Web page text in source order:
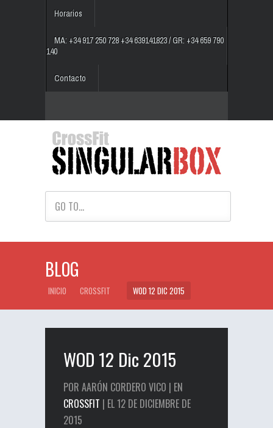
Horarios
MA: +34 917 250 728 +34 639141823 / GR: +34 659 790
140
Contacto
GO TO...
BLOG
INICIO CROSSFIT WOD 12 DIC 2015
WOD 12 Dic 2015
POR AARÓN CORDERO VICO | EN
CROSSFIT | EL 12 DE DICIEMBRE DE
2015